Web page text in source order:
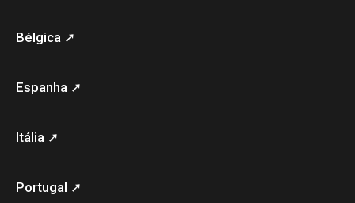
Bélgica ➚
Espanha ➚
Itália ➚
Portugal ➚